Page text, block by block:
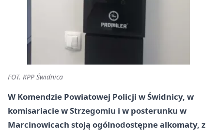
FOT. KPP Świdnica
W Komendzie Powiatowej Policji w Świdnicy, w
komisariacie w Strzegomiu i w posterunku w
Marcinowicach stoją ogólnodostępne alkomaty, z